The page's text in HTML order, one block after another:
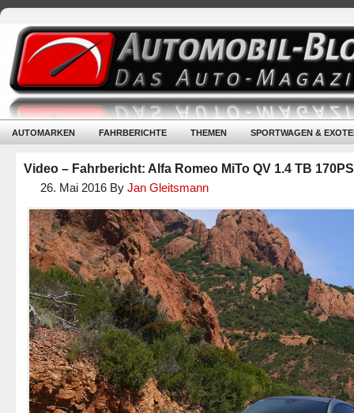
AUTOMARKEN FAHRBERICHTE THEMEN SPORTWAGEN &
Video – Fahrbericht: Alfa Romeo MiTo QV 1.4 TB
26. Mai 2016 By Jan Gleitsmann